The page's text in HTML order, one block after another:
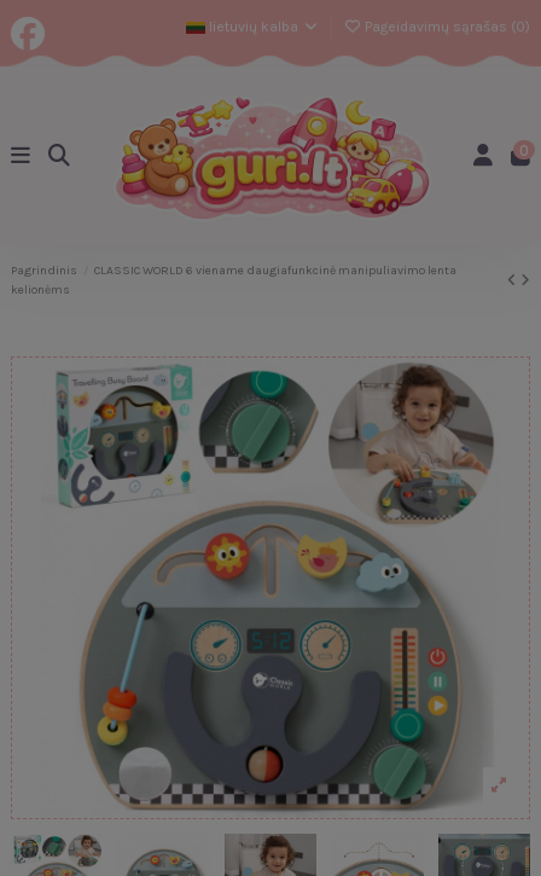
lietuvių kalba Pageidavimų sąrašas (0)
0
Pagrindinis
CLASSIC WORLD 6 viename daugiafunkcinė manipuliavimo lenta
kelionėms